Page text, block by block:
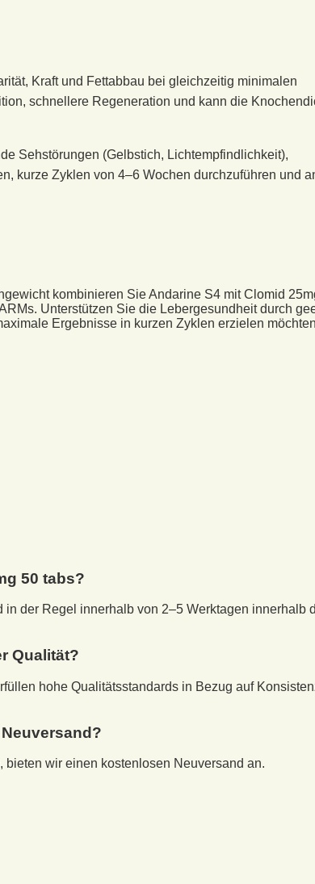
Kraft und Fettabbau bei gleichzeitig minimalen
schnellere Regeneration und kann die
Sehstörungen (Gelbstich, Lichtempfindlichkeit),
kurze Zyklen von 4–6 Wochen durchzuführen und
kombinieren Sie Andarine S4 mit Clomid
Unterstützen Sie die Lebergesundheit durch
Ergebnisse in kurzen Zyklen erzielen
50 tabs?
der Regel innerhalb von 2–5 Werktagen innerhalb
Qualität?
hohe Qualitätsstandards in Bezug auf
wir einen kostenlosen Neuversand an.